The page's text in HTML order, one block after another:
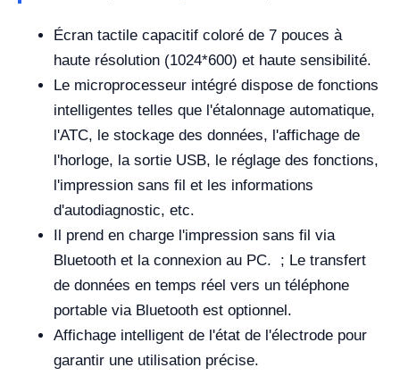
Écran tactile capacitif coloré de 7 pouces à
haute résolution (1024*600) et haute sensibilité.
Le microprocesseur intégré dispose de fonctions
intelligentes telles que l'étalonnage automatique,
l'ATC, le stockage des données, l'affichage de
l'horloge, la sortie USB, le réglage des fonctions,
l'impression sans fil et les informations
d'autodiagnostic, etc.
Il prend en charge l'impression sans fil via
Bluetooth et la connexion au PC. ; Le transfert
de données en temps réel vers un téléphone
portable via Bluetooth est optionnel.
Affichage intelligent de l'état de l'électrode pour
garantir une utilisation précise.